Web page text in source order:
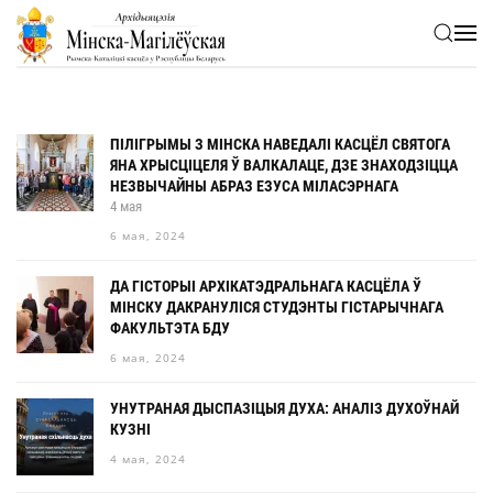
Skip to main content
ПІЛІГРЫМЫ З МІНСКА НАВЕДАЛІ КАСЦЁЛ СВЯТОГА
ЯНА ХРЫСЦІЦЕЛЯ Ў ВАЛКАЛАЦЕ, ДЗЕ ЗНАХОДЗІЦЦА
НЕЗВЫЧАЙНЫ АБРАЗ ЕЗУСА МІЛАСЭРНАГА
4 мая
6 мая, 2024
ДА ГІСТОРЫІ АРХІКАТЭДРАЛЬНАГА КАСЦЁЛА Ў
МІНСКУ ДАКРАНУЛІСЯ СТУДЭНТЫ ГІСТАРЫЧНАГА
ФАКУЛЬТЭТА БДУ
6 мая, 2024
УНУТРАНАЯ ДЫСПАЗІЦЫЯ ДУХА: АНАЛІЗ ДУХОЎНАЙ
КУЗНІ
4 мая, 2024